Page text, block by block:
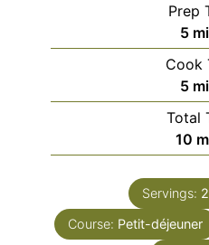
Prep
5
Cook
5
Total
10
Servings: 2
Course: Petit-déjeuner